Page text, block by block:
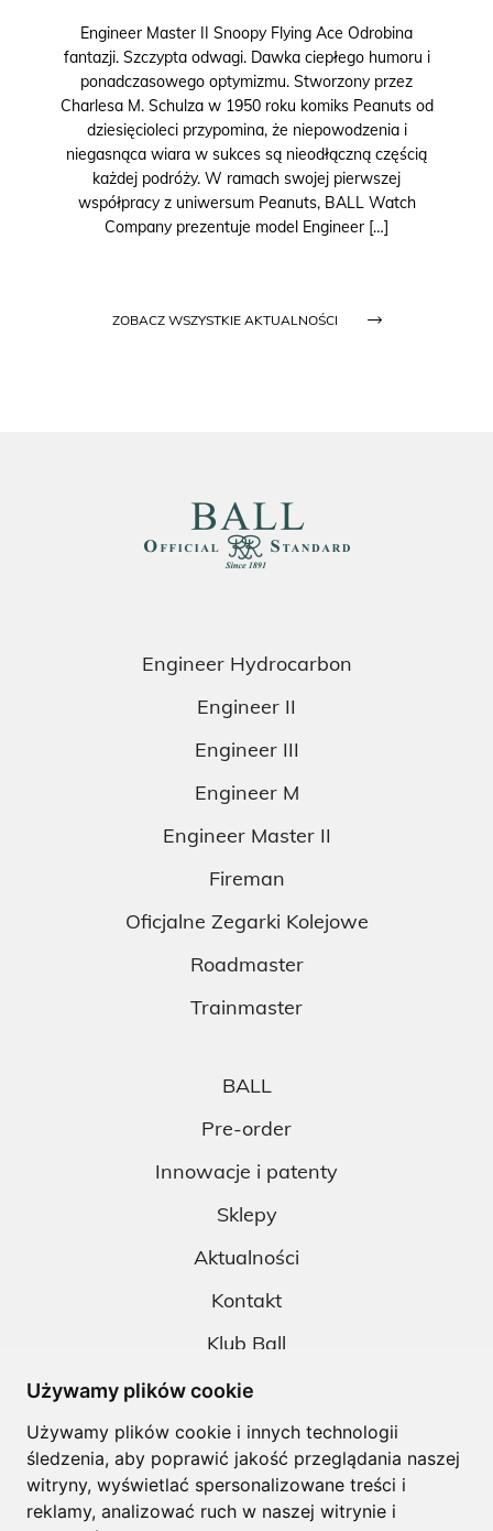
Używamy plików cookie
Używamy plików cookie i innych technologii
śledzenia, aby poprawić jakość przeglądania naszej
witryny, wyświetlać spersonalizowane treści i
reklamy, analizować ruch w naszej witrynie i
Engineer Master II Snoopy Flying Ace Odrobina
fantazji. Szczypta odwagi. Dawka ciepłego humoru i
ponadczasowego optymizmu. Stworzony przez
Charlesa M. Schulza w 1950 roku komiks Peanuts od
dziesięcioleci przypomina, że niepowodzenia i
niegasnąca wiara w sukces są nieodłączną częścią
każdej podróży. W ramach swojej pierwszej
współpracy z uniwersum Peanuts, BALL Watch
Company prezentuje model Engineer […]
ZOBACZ WSZYSTKIE AKTUALNOŚCI
Engineer Hydrocarbon
Engineer II
Engineer III
Engineer M
Engineer Master II
Fireman
Oficjalne Zegarki Kolejowe
Roadmaster
Trainmaster
BALL
Pre-order
Innowacje i patenty
Sklepy
Aktualności
Kontakt
Klub Ball
Pobieranie
Polityka prywatności
Regulamin